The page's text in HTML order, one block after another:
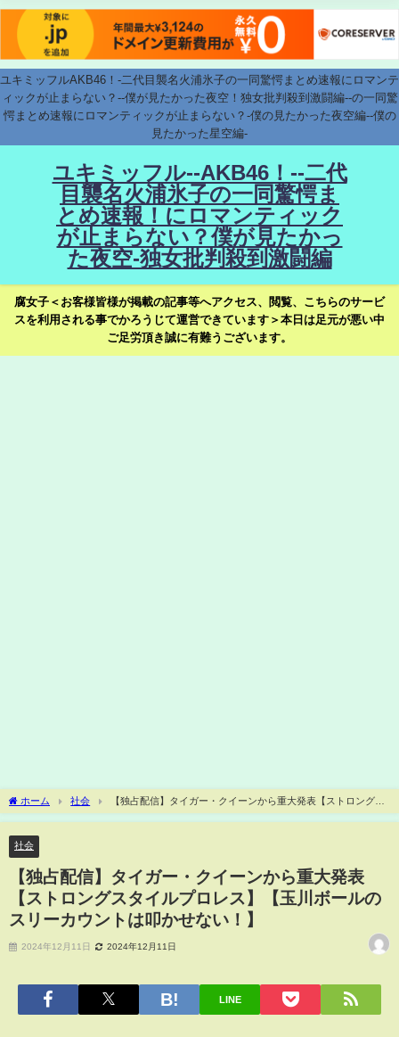
ユキミッフルAKB46！-二代目襲名火浦氷子の一同驚愕まとめ速報にロマンテ
ィックが止まらない？--僕が見たかった夜空！独女批判殺到激闘編--の一同驚
愕まとめ速報にロマンティックが止まらない？-僕の見たかった夜空編--僕の
見たかった星空編-
ユキミッフル--AKB46！--二代
目襲名火浦氷子の一同驚愕ま
とめ速報！にロマンティック
が止まらない？僕が見たかっ
た夜空-独女批判殺到激闘編
腐女子＜お客様皆様が掲載の記事等へアクセス、閲覧、こちらのサービ
スを利用される事でかろうじて運営できています＞本日は足元が悪い中
ご足労頂き誠に有難うございます。
ホーム 社会
【独占配信】タイガー・クイーンから重大発表【ストロングス
タイルプロレス】【玉川ボールのスリーカウントは叩かせない！】
社会
【独占配信】タイガー・クイーンから重大発表
【ストロングスタイルプロレス】【玉川ボールの
スリーカウントは叩かせない！】
2024年12月11日 2024年12月11日
LINE